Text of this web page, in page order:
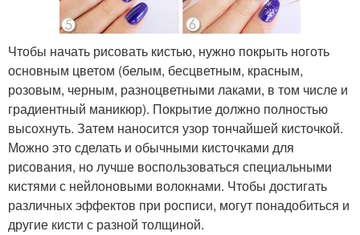
Чтобы начать рисовать кистью, нужно покрыть ноготь
основным цветом (белым, бесцветным, красным,
розовым, черным, разноцветными лаками, в том числе и
градиентный маникюр). Покрытие должно полностью
высохнуть. Затем наносится узор тончайшей кисточкой.
Можно это сделать и обычными кисточками для
рисования, но лучше воспользоваться специальными
кистями с нейлоновыми волокнами. Чтобы достигать
различных эффектов при росписи, могут понадобиться и
другие кисти с разной толщиной.